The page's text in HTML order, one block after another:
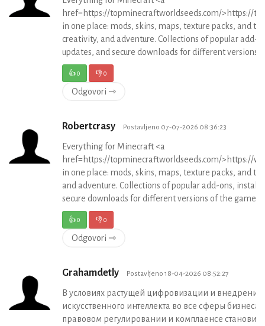
href=https://topminecraftworldseeds.com/>https://
in one place: mods, skins, maps, texture packs, and
creativity, and adventure. Collections of popular add-
updates, and secure downloads for different versions
👍0 👎0
Odgovori ⇾
Robertcrasy Postavljeno 07-07-2026 08:36:23
Everything for Minecraft <a
href=https://topminecraftworldseeds.com/>https://
in one place: mods, skins, maps, texture packs, and
and adventure. Collections of popular add-ons,
secure downloads for different versions of the game.
👍0 👎0
Odgovori ⇾
Grahamdetly Postavljeno 18-04-2026 08:52:27
В условиях растущей цифровизации и внедрения
искусственного интеллекта во все сферы бизнеса,
правовом регулировании и комплаенсе